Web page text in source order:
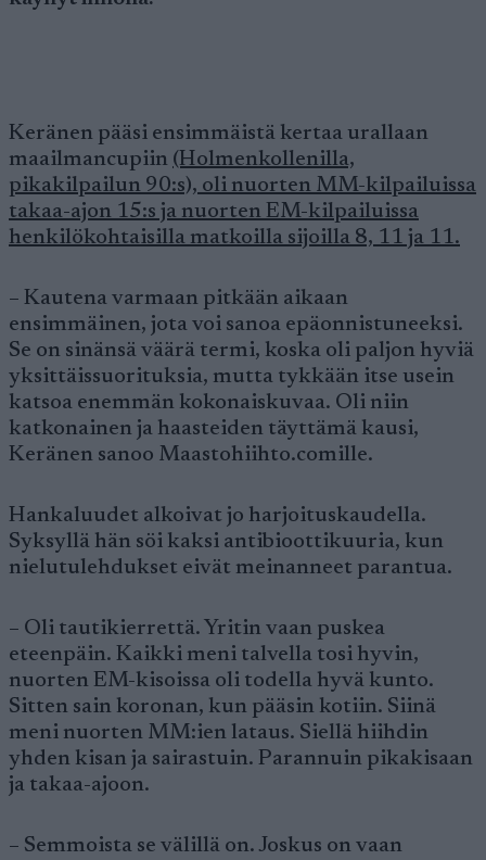
Keränen pääsi ensimmäistä kertaa urallaan
maailmancupiin (Holmenkollenilla,
pikakilpailun 90:s), oli nuorten MM-kilpailuissa
takaa-ajon 15:s ja nuorten EM-kilpailuissa
henkilökohtaisilla matkoilla sijoilla 8, 11 ja 11.
– Kautena varmaan pitkään aikaan
ensimmäinen, jota voi sanoa epäonnistuneeksi.
Se on sinänsä väärä termi, koska oli paljon hyviä
yksittäissuorituksia, mutta tykkään itse usein
katsoa enemmän kokonaiskuvaa. Oli niin
katkonainen ja haasteiden täyttämä kausi,
Keränen sanoo Maastohiihto.comille.
Hankaluudet alkoivat jo harjoituskaudella.
Syksyllä hän söi kaksi antibioottikuuria, kun
nielutulehdukset eivät meinanneet parantua.
– Oli tautikierrettä. Yritin vaan puskea
eteenpäin. Kaikki meni talvella tosi hyvin,
nuorten EM-kisoissa oli todella hyvä kunto.
Sitten sain koronan, kun pääsin kotiin. Siinä
meni nuorten MM:ien lataus. Siellä hiihdin
yhden kisan ja sairastuin. Parannuin pikakisaan
ja takaa-ajoon.
– Semmoista se välillä on. Joskus on vaan